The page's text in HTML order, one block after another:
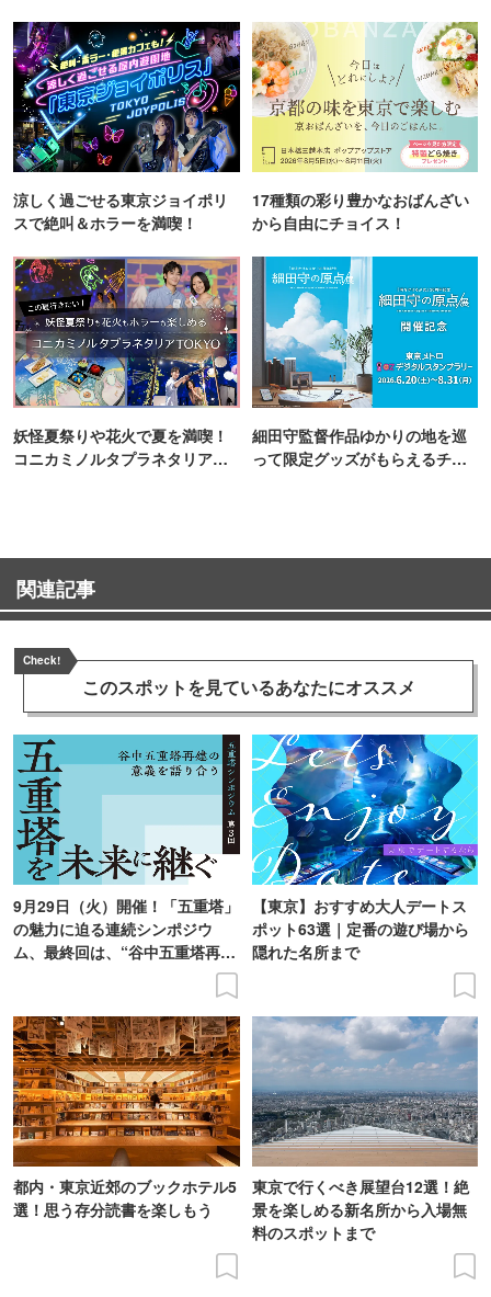
涼しく過ごせる東京ジョイポリ
スで絶叫＆ホラーを満喫！
17種類の彩り豊かなおばんざい
から自由にチョイス！
妖怪夏祭りや花火で夏を満喫！
コニカミノルタプラネタリア
細田守監督作品ゆかりの地を巡
って限定グッズがもらえるチャ
関連記事
Check!
このスポットを見ているあなたにオススメ
9月29日（火）開催！「五重塔」
の魅力に迫る連続シンポジウ
ム、最終回は、“谷中五重塔再建
【東京】おすすめ大人デートス
ポット63選｜定番の遊び場から
隠れた名所まで
都内・東京近郊のブックホテル5
選！思う存分読書を楽しもう
東京で行くべき展望台12選！絶
景を楽しめる新名所から入場無
料のスポットまで